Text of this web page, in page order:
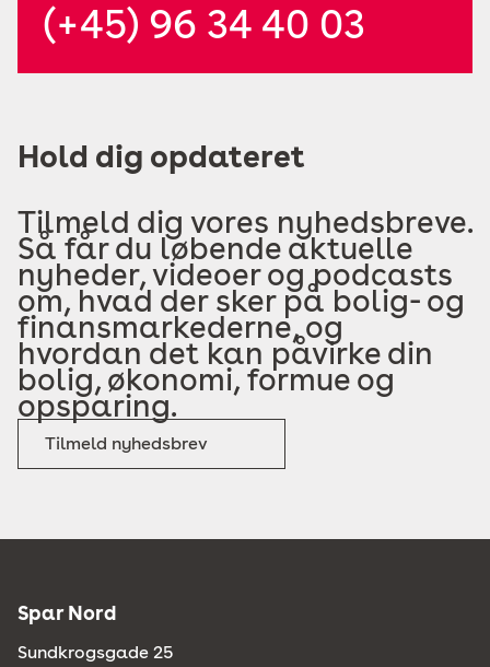
(+45) 96 34 40 03
Hold dig opdateret
Tilmeld dig vores nyhedsbreve.
Så får du løbende aktuelle
nyheder, videoer og podcasts
om, hvad der sker på bolig- og
finansmarkederne, og
hvordan det kan påvirke din
bolig, økonomi, formue og
opsparing.
Tilmeld nyhedsbrev
Spar Nord
Sundkrogsgade 25